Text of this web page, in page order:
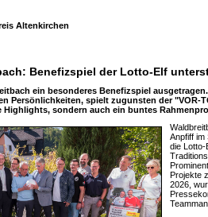
Altenkirchen
Benefizspiel der Lotto-Elf
ein besonderes Benefizspiel
Persönlichkeiten, spielt zugunsten der "VOR-
sondern auch ein buntes
Anpfiff im
die Lotto-
Projekte
2026,